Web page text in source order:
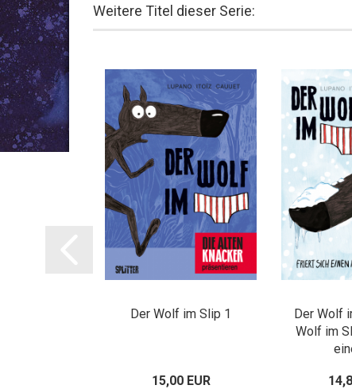
Weitere Titel dieser Serie:
AB 02.2027
Der Wolf im Slip 1
15,00 EUR
Der Wolf
Wolf im